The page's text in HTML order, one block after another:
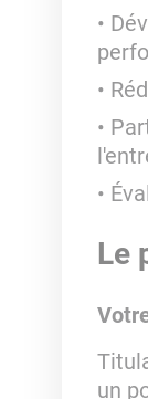
Le
un